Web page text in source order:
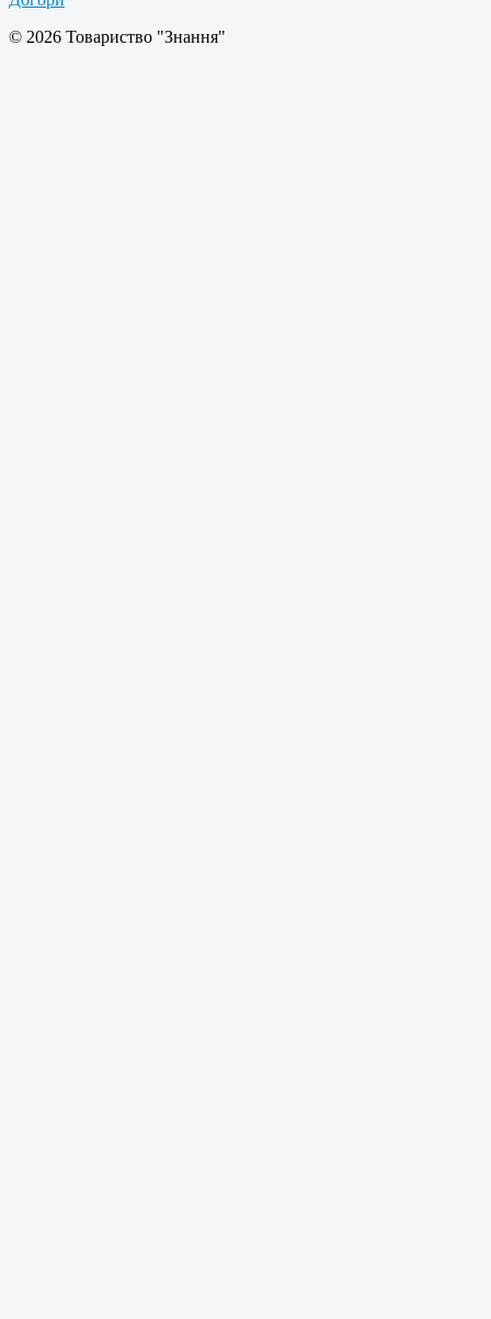
© 2026 Товариство "Знання"